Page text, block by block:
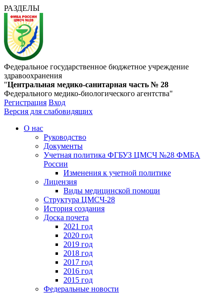
РАЗДЕЛЫ
Федеральное государственное бюджетное учреждение
здравоохранения
"Центральная медико-санитарная часть № 28
Федерального медико-биологического агентства"
Регистрация Вход
Версия для слабовидящих
О нас
Руководство
Документы
Учетная политика ФГБУЗ ЦМСЧ №28 ФМБА
России
Изменения к учетной политике
Лицензия
Виды медицинской помощи
Структура ЦМСЧ-28
История создания
Доска почета
2021 год
2020 год
2019 год
2018 год
2017 год
2016 год
2015 год
Федеральные новости